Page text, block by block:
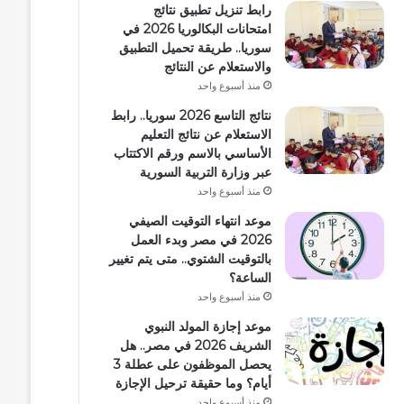
رابط تنزيل تطبيق نتائج
امتحانات البكالوريا 2026 في
سوريا.. طريقة تحميل التطبيق
والاستعلام عن النتائج
منذ أسبوع واحد
نتائج التاسع 2026 سوريا.. رابط
الاستعلام عن نتائج التعليم
الأساسي بالاسم ورقم الاكتتاب
عبر وزارة التربية السورية
منذ أسبوع واحد
موعد انتهاء التوقيت الصيفي
2026 في مصر وبدء العمل
بالتوقيت الشتوي.. متى يتم تغيير
الساعة؟
منذ أسبوع واحد
موعد إجازة المولد النبوي
الشريف 2026 في مصر.. هل
يحصل الموظفون على عطلة 3
أيام؟ وما حقيقة ترحيل الإجازة